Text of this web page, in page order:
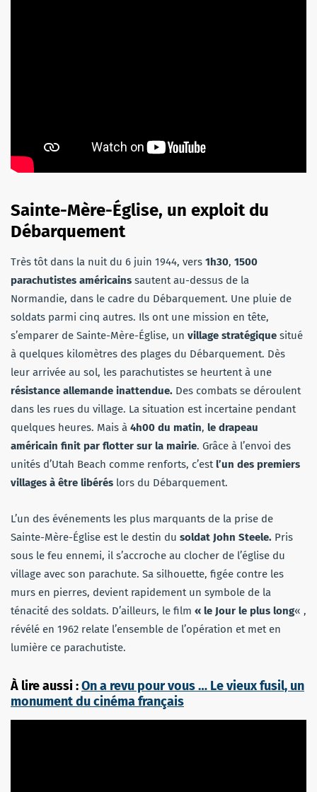
Sainte-Mère-Église, un exploit du
Débarquement
Très tôt dans la nuit du 6 juin 1944, vers 1h30, 1500
parachutistes américains sautent au-dessus de la
Normandie, dans le cadre du Débarquement. Une pluie de
soldats parmi cinq autres. Ils ont une mission en tête,
s’emparer de Sainte-Mère-Église, un village stratégique situé
à quelques kilomètres des plages du Débarquement. Dès
leur arrivée au sol, les parachutistes se heurtent à une
résistance allemande inattendue. Des combats se déroulent
dans les rues du village. La situation est incertaine pendant
quelques heures. Mais à 4h00 du matin, le drapeau
américain finit par flotter sur la mairie. Grâce à l’envoi des
unités d’Utah Beach comme renforts, c’estl’un des premiers
villages à être libérés lors du Débarquement.
L’un des événements les plus marquants de la prise de
Sainte-Mère-Église est le destin du soldat John Steele. Pris
sous le feu ennemi, il s’accroche au clocher de l’église du
village avec son parachute. Sa silhouette, figée contre les
murs en pierres, devient rapidement un symbole de la
ténacité des soldats. D’ailleurs, le film « le Jour le plus long« ,
révélé en 1962 relate l’ensemble de l’opération et met en
lumière ce parachutiste.
À lire aussi :On a revu pour vous … Le vieux fusil, un
monument du cinéma français